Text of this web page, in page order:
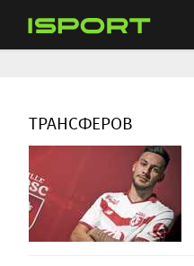
ТРАНСФЕРОВ